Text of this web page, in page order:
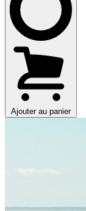
Ajouter au panier